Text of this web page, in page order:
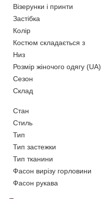
Візерунки і принти
Застібка
Колір
Костюм складається з
Низ
Розмір жіночого одягу (UA)
Сезон
Склад
Стан
Стиль
Тип
Тип застежки
Тип тканини
Фасон вирізу горловини
Фасон рукава